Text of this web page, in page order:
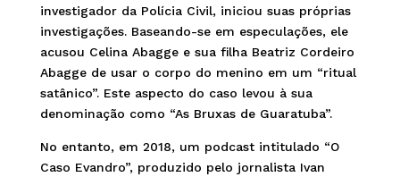
investigador da Polícia Civil, iniciou suas próprias
investigações. Baseando-se em especulações, ele
acusou Celina Abagge e sua filha Beatriz Cordeiro
Abagge de usar o corpo do menino em um “ritual
satânico”. Este aspecto do caso levou à sua
denominação como “As Bruxas de Guaratuba”.
No entanto, em 2018, um podcast intitulado “O
Caso Evandro”, produzido pelo jornalista Ivan